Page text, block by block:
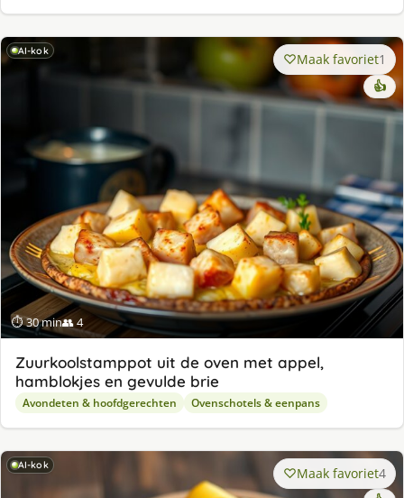
AI-kok
⏱ 30 min👥 4
Maak favoriet1
👍
Zuurkoolstamppot uit de oven met appel,
hamblokjes en gevulde brie
Avondeten & hoofdgerechten Ovenschotels & eenpans
AI-kok Maak favoriet4